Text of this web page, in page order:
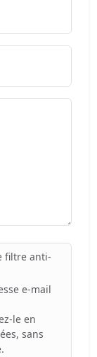
filtre anti-
e-mail
le en
sans